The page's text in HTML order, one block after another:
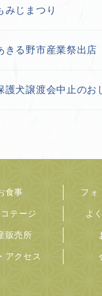
みじまつり
きる野市産業祭出店
護犬譲渡会中止のお
食事
テージ
販売所
アクセス
フォ
よ